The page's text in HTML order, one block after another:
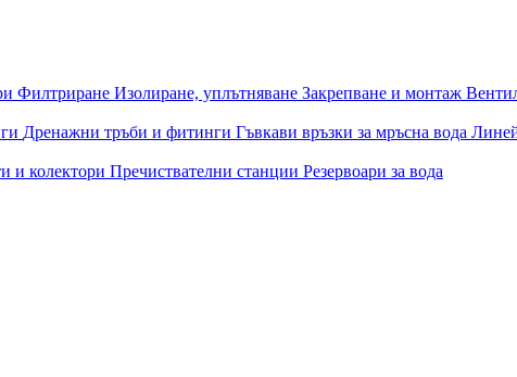
Филтриране Изолиране, уплътняване Закрепване и монтаж
Дренажни тръби и фитинги Гъвкави връзки за мръсна вода
и колектори Пречиствателни станции Резервоари за вода